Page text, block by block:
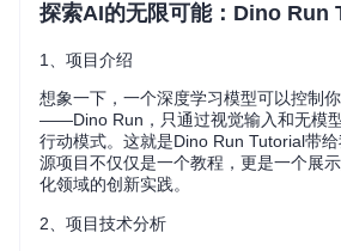
探索AI的无限可能：Dino Run
1、项目介绍
想象一下，一个深度学习模型可以控制
——Dino Run，只通过视觉输入和无模
行动模式。这就是Dino Run Tutorial带
源项目不仅仅是一个教程，更是一个展
化领域的创新实践。
2、项目技术分析